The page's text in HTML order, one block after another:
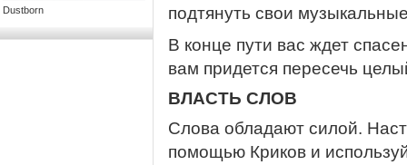
Dustborn
подтянуть свои
В конце пути вас ждет
вам придется пересечь
ВЛАСТЬ СЛОВ
Слова обладают силой.
помощью Криков и